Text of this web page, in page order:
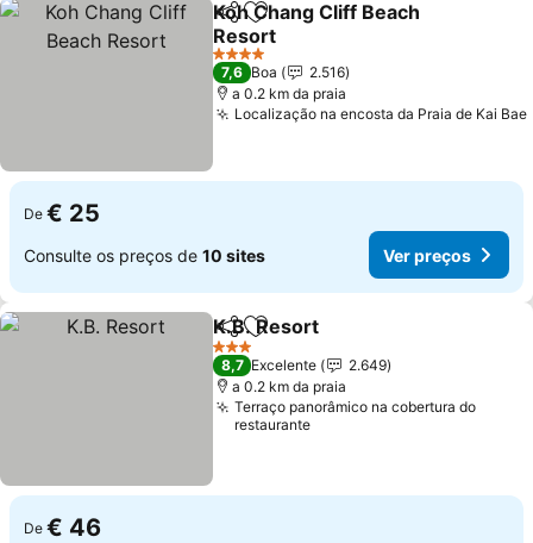
PartilharAdicionar aos favoritos
Koh Chang Cliff Beach
Resort
4 Estrelas
7,6 Boa
2.516
a 0.2 km da praia
Localização na encosta da Praia de Kai Bae
De € 25
Consulte os preços de 10 sites Ver preços
PartilharAdicionar aos favoritos
K.B. Resort
3 Estrelas
8,7 Excelente
2.649
a 0.2 km da praia
Terraço panorâmico na cobertura do
restaurante
De € 46